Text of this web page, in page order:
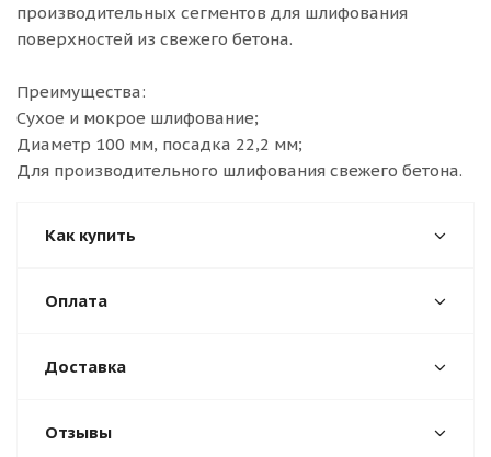
производительных сегментов для шлифования
поверхностей из свежего бетона.
Преимущества:
Сухое и мокрое шлифование;
Диаметр 100 мм, посадка 22,2 мм;
Для производительного шлифования свежего бетона.
Как купить
Оплата
Доставка
Отзывы